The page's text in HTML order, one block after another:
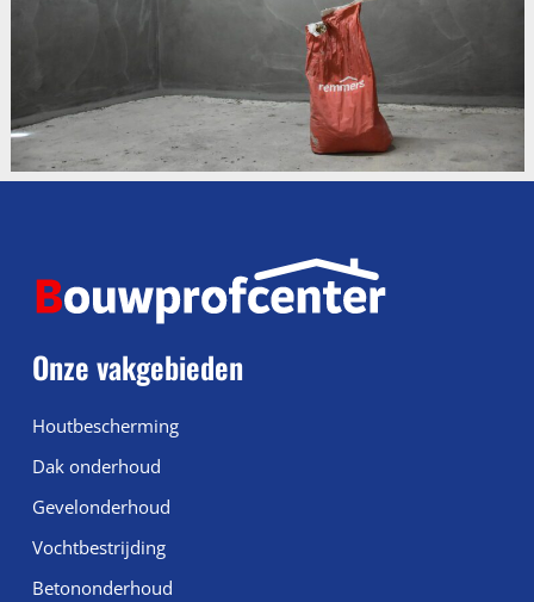
Onze vakgebieden
Houtbescherming
Dak onderhoud
Gevelonderhoud
Vochtbestrijding
Betononderhoud